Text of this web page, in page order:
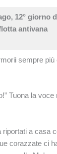
12° giorno
antivana
sempre
Tuona la
riportati a casa
corazzate ci